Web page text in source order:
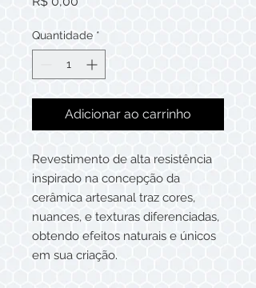
Quantidade *
Adicionar ao carrinho
Revestimento de alta resistência
inspirado na concepção da
cerâmica artesanal traz cores,
nuances, e texturas diferenciadas,
obtendo efeitos naturais e únicos
em sua criação.